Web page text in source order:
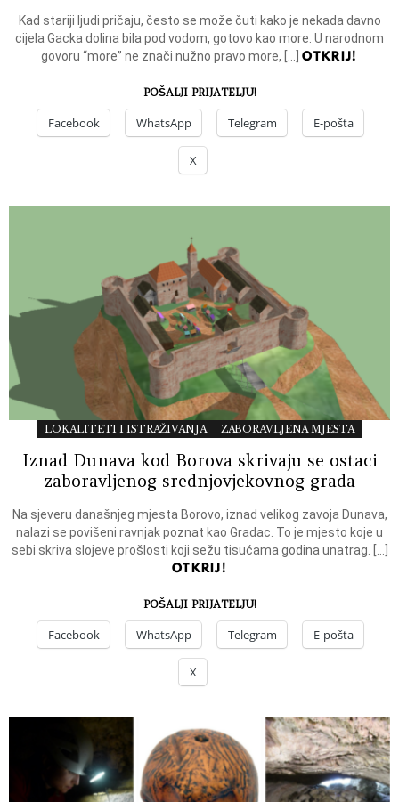
Kad stariji ljudi pričaju, često se može čuti kako je nekada davno
cijela Gacka dolina bila pod vodom, gotovo kao more. U narodnom
govoru “more” ne znači nužno pravo more, […]OTKRIJ!
POŠALJI PRIJATELJU!
Facebook WhatsApp Telegram E-pošta
X
LOKALITETI I ISTRAŽIVANJA ZABORAVLJENA MJESTA
Iznad Dunava kod Borova skrivaju se ostaci
zaboravljenog srednjovjekovnog grada
Na sjeveru današnjeg mjesta Borovo, iznad velikog zavoja Dunava,
nalazi se povišeni ravnjak poznat kao Gradac. To je mjesto koje u
sebi skriva slojeve prošlosti koji sežu tisućama godina unatrag. […]
OTKRIJ!
POŠALJI PRIJATELJU!
Facebook WhatsApp Telegram E-pošta
X